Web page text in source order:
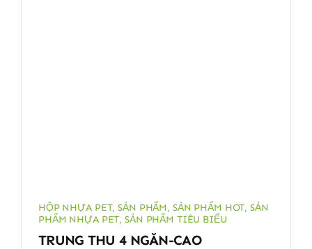
HỘP NHỰA PET,SẢN PHẨM, SẢN PHẨM HOT,SẢN
PHẨM NHỰA PET,SẢN PHẨM TIÊU BIỂU
TRUNG THU 4 NGĂN-CAO